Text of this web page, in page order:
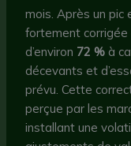
mois. Après un pic
fortement corrigée
d’environ 72 % à
décevants et
prévu. Cette
perçue par les
installant une